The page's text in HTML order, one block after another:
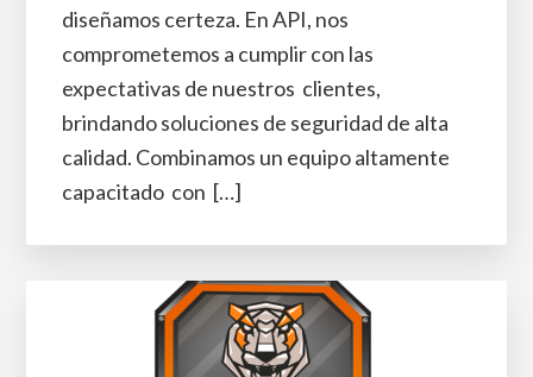
diseñamos certeza. En API, nos
comprometemos a cumplir con las
expectativas de nuestros clientes,
brindando soluciones de seguridad de alta
calidad. Combinamos un equipo altamente
capacitado con […]